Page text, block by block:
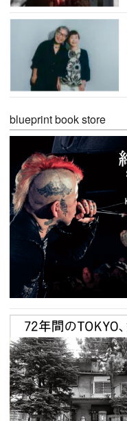
blueprint book store